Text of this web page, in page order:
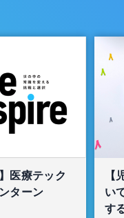
医療テック
ターン
【
い
す